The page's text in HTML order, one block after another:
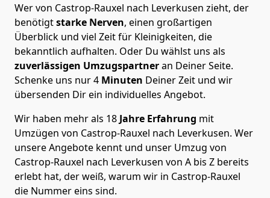
Wer von Castrop-Rauxel nach Leverkusen zieht, der
benötigtstarke Nerven, einen großartigen
Überblick und viel Zeit für Kleinigkeiten, die
bekanntlich aufhalten. Oder Du wählst uns als
zuverlässigen Umzugspartneran Deiner Seite.
Schenke uns nur4 Minuten Deiner Zeit und wir
übersenden Dir ein individuelles Angebot.
Wir haben mehr als 18 Jahre Erfahrung mit
Umzügen von Castrop-Rauxel nach Leverkusen. Wer
unsere Angebote kennt und unser Umzug von
Castrop-Rauxel nach Leverkusen von A bis Z bereits
erlebt hat, der weiß, warum wir in Castrop-Rauxel
die Nummer eins sind.